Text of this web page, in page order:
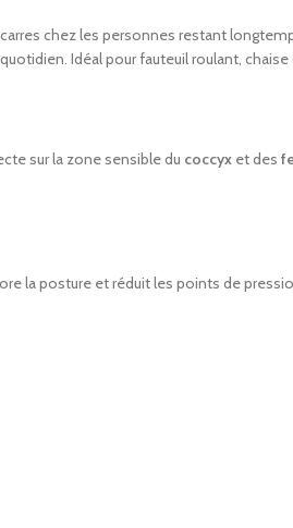
chez les personnes restant
Idéal pour fauteuil roulant,
sur la zone sensible du coccyx et des
la posture et réduit les points de